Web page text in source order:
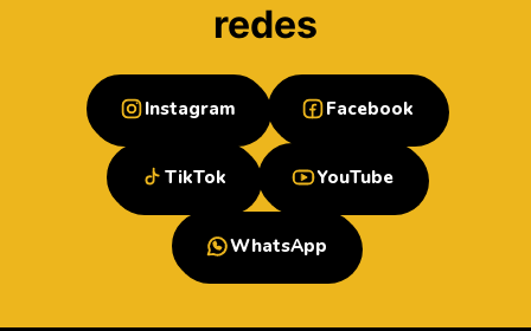
redes
Instagram Facebook
TikTok YouTube
WhatsApp